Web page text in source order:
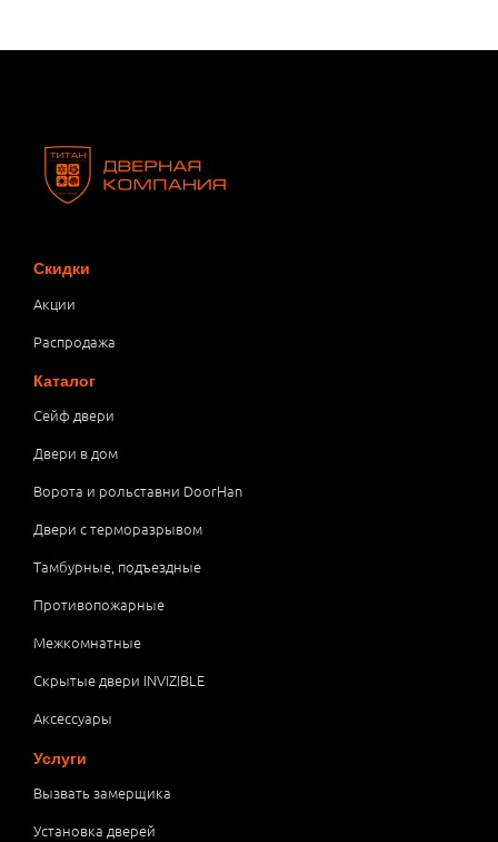
Скидки
Акции
Распродажа
Каталог
Сейф двери
Двери в дом
Ворота и рольставни DoorHan
Двери с терморазрывом
Тамбурные, подъездные
Противопожарные
Межкомнатные
Скрытые двери INVIZIBLE
Аксессуары
Услуги
Вызвать замерщика
Установка дверей